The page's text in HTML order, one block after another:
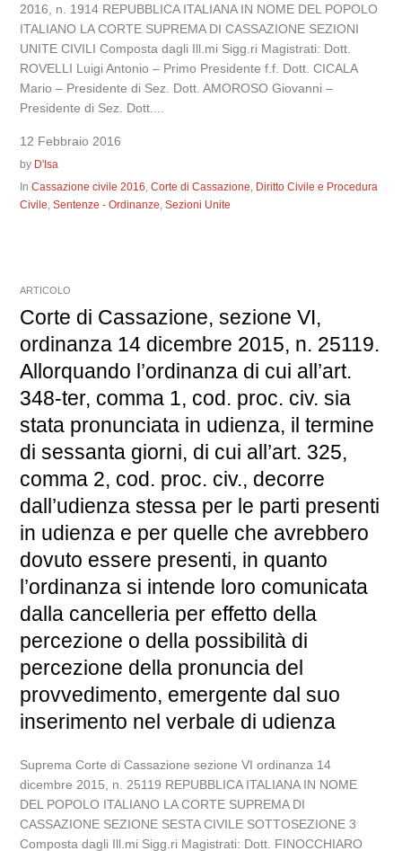
2016, n. 1914 REPUBBLICA ITALIANA IN NOME DEL POPOLO
ITALIANO LA CORTE SUPREMA DI CASSAZIONE SEZIONI
UNITE CIVILI Composta dagli Ill.mi Sigg.ri Magistrati: Dott.
ROVELLI Luigi Antonio – Primo Presidente f.f. Dott. CICALA
Mario – Presidente di Sez. Dott. AMOROSO Giovanni –
Presidente di Sez. Dott....
12 Febbraio 2016
by D'Isa
InCassazione civile 2016,Corte di Cassazione, Diritto Civile e Procedura
Civile,Sentenze - Ordinanze,Sezioni Unite
ARTICOLO
Corte di Cassazione, sezione VI,
ordinanza 14 dicembre 2015, n. 25119.
Allorquando l’ordinanza di cui all’art.
348-ter, comma 1, cod. proc. civ. sia
stata pronunciata in udienza, il termine
di sessanta giorni, di cui all’art. 325,
comma 2, cod. proc. civ., decorre
dall’udienza stessa per le parti presenti
in udienza e per quelle che avrebbero
dovuto essere presenti, in quanto
l’ordinanza si intende loro comunicata
dalla cancelleria per effetto della
percezione o della possibilità di
percezione della pronuncia del
provvedimento, emergente dal suo
inserimento nel verbale di udienza
Suprema Corte di Cassazione sezione VI ordinanza 14
dicembre 2015, n. 25119 REPUBBLICA ITALIANA IN NOME
DEL POPOLO ITALIANO LA CORTE SUPREMA DI
CASSAZIONE SEZIONE SESTA CIVILE SOTTOSEZIONE 3
Composta dagli Ill.mi Sigg.ri Magistrati: Dott. FINOCCHIARO